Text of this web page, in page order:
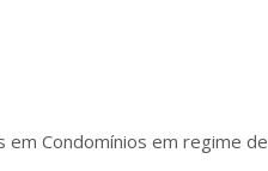
Condomínios em regime de